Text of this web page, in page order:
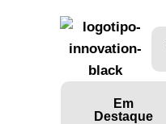
Em
Destaque